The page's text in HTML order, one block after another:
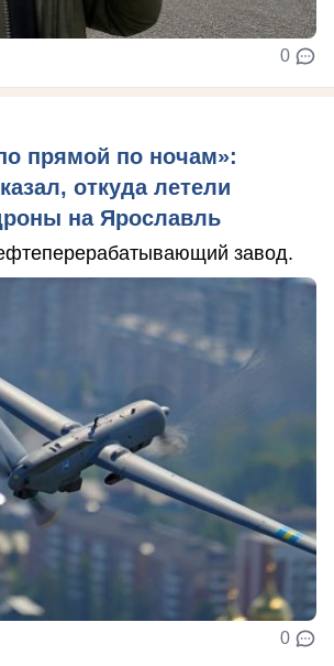
0
прямой по ночам»:
откуда летели
на Ярославль
завод.
0